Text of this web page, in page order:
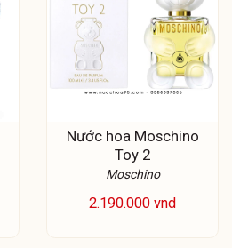
Nước hoa Moschino
Toy 2
Moschino
2.190.000 vnd